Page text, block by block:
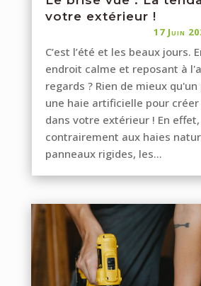
votre extérieur !
17 Juin
C’est l’été et les beaux jours.
endroit calme et reposant à
regards ? Rien de mieux
une haie artificielle pour créer
dans votre extérieur ! En effet,
contrairement aux haies
panneaux rigides, les...